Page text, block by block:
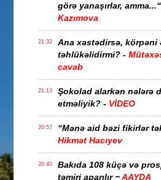
görə yanaşırlar,
Kazımova
21:32
Ana xəstədirsə, körpəni
təhlükəlidirmi? -
cavab
21:13
Şokolad alarkən nələrə
etməliyik? - VİDEO
20:57
“Mənə aid bəzi fikirlər
Hikmət Hacıyev
20:40
Bakıda 108 küçə və
təmiri aparılır −AAYDA